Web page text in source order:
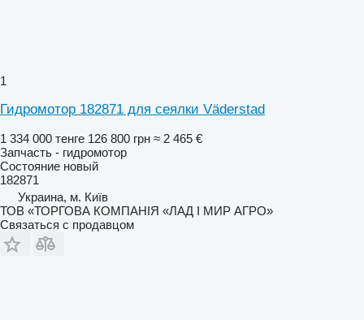
1
Гидромотор 182871 для сеялки Väderstad
1 334 000 тенге 126 800 грн ≈ 2 465 €
Запчасть - гидромотор
Состояние новый
182871
Украина, м. Київ
ТОВ «ТОРГОВА КОМПАНІЯ «ЛАД І МИР АГРО»
Связаться с продавцом